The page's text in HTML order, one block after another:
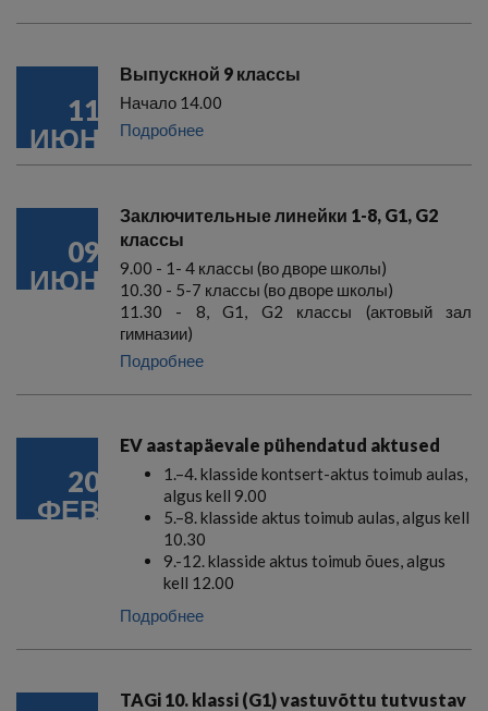
11
ИЮН
Выпускной 9 классы
Начало 14.00
Подробнее
09
ИЮН
Заключительные линейки 1-8, G1, G2
классы
9.00 - 1- 4 классы (во дворе школы)
10.30 - 5-7 классы (во дворе школы)
11.30 - 8, G1, G2 классы (актовый зал
гимназии)
Подробнее
20
ФЕВ
EV aastapäevale pühendatud aktused
1.–4. klasside kontsert-aktus toimub aulas,
algus kell 9.00
5.–8. klasside aktus toimub aulas, algus kell
10.30
9.-12. klasside aktus toimub õues, algus
kell 12.00
Подробнее
TAGi 10. klassi (G1) vastuvõttu tutvustav